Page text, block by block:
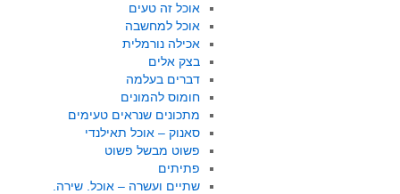
אוכל זה טעים
אוכל למחשבה
אכילה נורמלית
בצק אלים
דברים בעלמה
חומוס להמונים
מתכונים שנראים טעימים
סאנוק – אוכל תאילנדי
פשוט מבשל פשוט
פתיתים
שתיים ועשרה – אוכל. שירה.